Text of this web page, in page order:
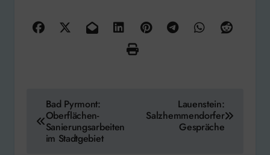
Beitragsnavigation
Bad Pyrmont:
Oberflächen-
Sanierungsarbeiten
im Stadtgebiet
Lauenstein:
Salzhemmendorfer
Gespräche